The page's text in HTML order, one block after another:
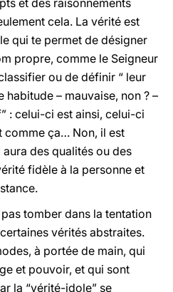
et des raisonnements
cela. La vérité est
qui te permet de désigner
propre, comme le Seigneur
ou de définir “ leur
habitude – mauvaise, non ? –
: celui-ci est ainsi, celui-ci
comme ça… Non, il est
des qualités ou des
fidèle à la personne et
tomber dans la tentation
vérités abstraites.
à portée de main, qui
et pouvoir, et qui sont
la “vérité-idole” se